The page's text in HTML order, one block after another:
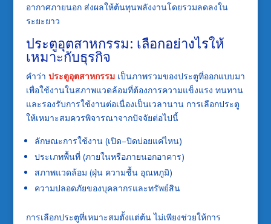
อากาศภายนอก ส่งผลให้ต้นทุนพลังงานโดยรวมลดลงใน
ระยะยาว
ประตูอุตสาหกรรม: เลือกอย่างไรให้
เหมาะกับธุรกิจ
คำว่า ประตูอุตสาหกรรมเป็นภาพรวมของประตูที่ออกแบบมา
เพื่อใช้งานในสภาพแวดล้อมที่ต้องการความแข็งแรง ทนทาน
และรองรับการใช้งานต่อเนื่องเป็นเวลานาน การเลือกประตู
ให้เหมาะสมควรพิจารณาจากปัจจัยต่อไปนี้
ลักษณะการใช้งาน (เปิด–ปิดบ่อยแค่ไหน)
ประเภทพื้นที่ (ภายในหรือภายนอกอาคาร)
สภาพแวดล้อม (ฝุ่น ความชื้น อุณหภูมิ)
ความปลอดภัยของบุคลากรและทรัพย์สิน
การเลือกประตูที่เหมาะสมตั้งแต่ต้น ไม่เพียงช่วยให้การ